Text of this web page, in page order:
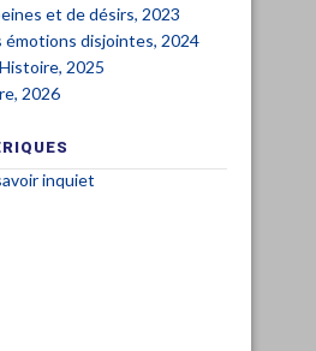
et de désirs, 2023
émotions disjointes, 2024
2025
2026
inquiet